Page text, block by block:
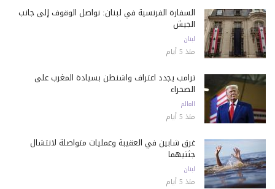
السفارة الفرنسية في لبنان: نواصل الوقوف إلى جانب
الجيش
لبنان
منذ 5 أيام
ترامب يجدد اعتراف واشنطن بسيادة المغرب على
الصحراء
العالم
منذ 5 أيام
غرق شابين في العقيبة وعمليات متواصلة لانتشال
جثتيهما
لبنان
منذ 5 أيام